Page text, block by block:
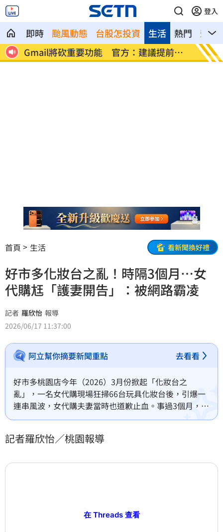
登入
即時 颱風動態 台股怎投資 熱門 影音
生活
前備
梅西梅開二度 登北美聯賽盃歷史進球王
煞
首頁 生活 看新聞換好禮
好市多化妝台之亂！時隔3個月…女
代購尪「護妻開告」：被網路霸凌
記者 羅欣怡 報導
2026/06/17 11:37:00
阿立幫你摘要新聞重點 去看看
好市多桃園店今年（2026）3月份掀起「化妝台之
亂」，一名女代購現場狂掃66台玩具化妝台後，引爆一
連串風波，女代購夫妻當時也道歉止血。事過3個月，女
代購的丈夫謝男透過自錄影片還原當下場景，並決定對
記者羅欣怡／桃園報導
在 Threads 查看